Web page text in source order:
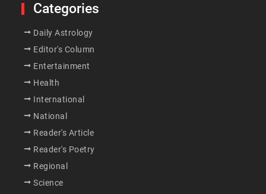
Categories
Daily Astrology
Editor's Column
Entertainment
Health
International
National
Reader's Article
Reader's Poetry
Regional
Science